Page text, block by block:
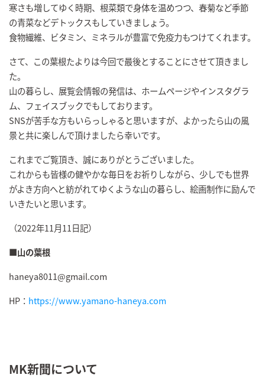
寒さも増してゆく時期、根菜類で身体を温めつつ、春菊など季節
の青菜などデトックスもしていきましょう。
食物繊維、ビタミン、ミネラルが豊富で免疫力もつけてくれます。
さて、この葉根たよりは今回で最後とすることにさせて頂きまし
た。
山の暮らし、展覧会情報の発信は、ホームページやインスタグラ
ム、フェイスブックでもしております。
SNSが苦手な方もいらっしゃると思いますが、よかったら山の風
景と共に楽しんで頂けましたら幸いです。
これまでご覧頂き、誠にありがとうございました。
これからも皆様の健やかな毎日をお祈りしながら、少しでも世界
がよき方向へと紡がれてゆくような山の暮らし、絵画制作に励んで
いきたいと思います。
（2022年11月11日記）
■山の葉根
haneya8011@gmail.com
HP： https://www.yamano-haneya.com
MK新聞について